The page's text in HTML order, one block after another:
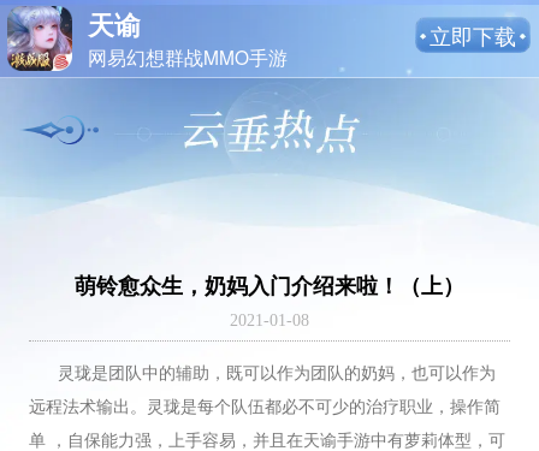
天谕
网易幻想群战MMO手游
立即下载
萌铃愈众生，奶妈入门介绍来啦！（上）
2021-01-08
灵珑是团队中的辅助，既可以作为团队的奶妈，也可以作为
远程法术输出。灵珑是每个队伍都必不可少的治疗职业，操作简
单 ，自保能力强，上手容易，并且在天谕手游中有萝莉体型，可